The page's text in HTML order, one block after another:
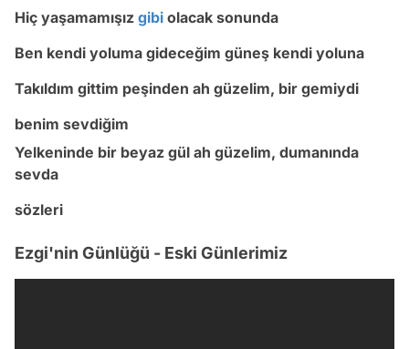
Hiç yaşamamışız gibi olacak sonunda
Ben kendi yoluma gideceğim güneş kendi yoluna
Takıldım gittim peşinden ah güzelim, bir gemiydi
benim sevdiğim
Yelkeninde bir beyaz gül ah güzelim, dumanında
sevda
sözleri
Ezgi'nin Günlüğü - Eski Günlerimiz